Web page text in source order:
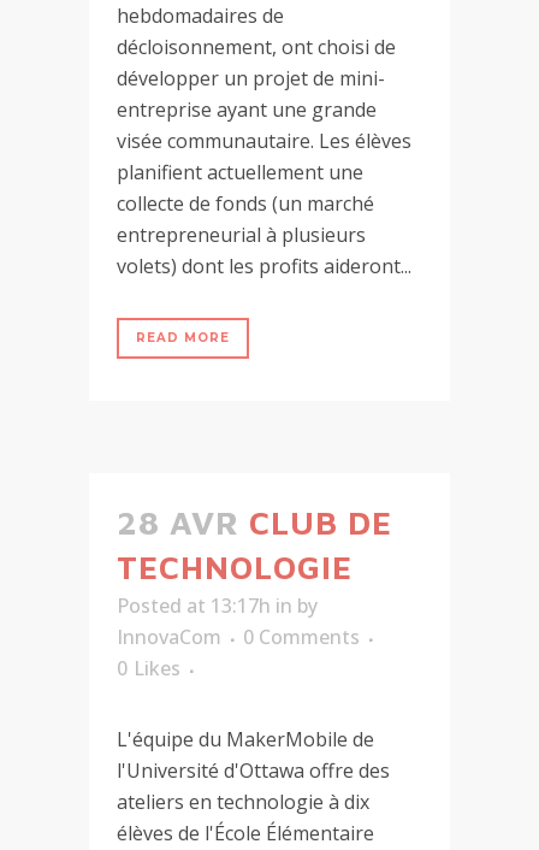
hebdomadaires de
décloisonnement, ont choisi de
développer un projet de mini-
entreprise ayant une grande
visée communautaire. Les élèves
planifient actuellement une
collecte de fonds (un marché
entrepreneurial à plusieurs
volets) dont les profits aideront...
READ MORE
28 AVR CLUB DE
TECHNOLOGIE
Posted at 13:17h in by
InnovaCom
0 Comments
0 Likes
L'équipe du MakerMobile de
l'Université d'Ottawa offre des
ateliers en technologie à dix
élèves de l'École Élémentaire